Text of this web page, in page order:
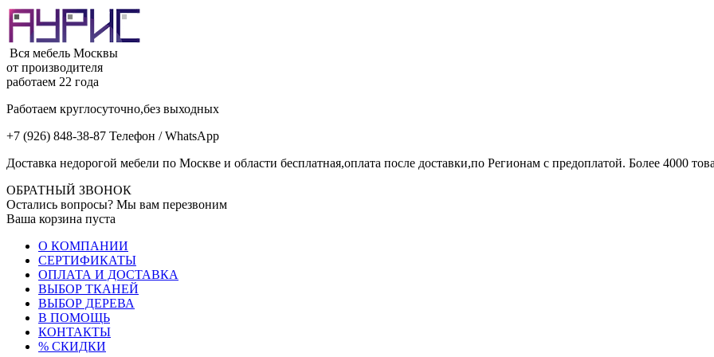
Вся мебель Москвы
от производителя
работаем 22 года
Работаем круглосуточно,без выходных
+7 (926) 848-38-87 Телефон / WhatsApp
Доставка недорогой мебели по Москве и области бесплатная,оплата после доставки,по Регионам с предоплатой. Более 4000
ОБРАТНЫЙ ЗВОНОК
Остались вопросы? Мы вам перезвоним
Ваша корзина пуста
О КОМПАНИИ
СЕРТИФИКАТЫ
ОПЛАТА И ДОСТАВКА
ВЫБОР ТКАНЕЙ
ВЫБОР ДЕРЕВА
В ПОМОЩЬ
КОНТАКТЫ
% СКИДКИ